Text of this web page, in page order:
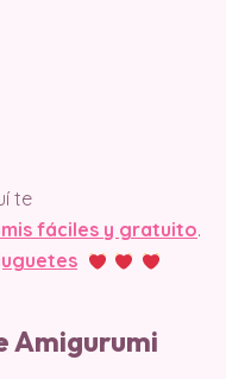
te
fáciles y gratuito.
Amigurumi